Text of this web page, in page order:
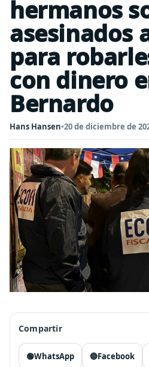
hermanos
asesinados
para
con dinero
Bernardo
Hans Hansen•20 de diciembre de
Compartir
🟢WhatsApp 🔵Facebook